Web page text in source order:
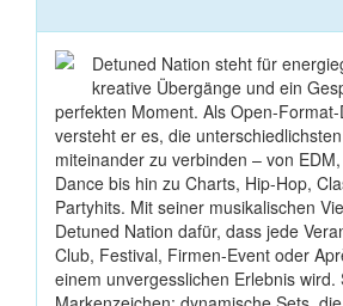
Detuned Nation steht für
kreative Übergänge und ein
perfekten Moment. Als Open-
versteht er es, die
miteinander zu verbinden – von
Dance bis hin zu Charts, Hip-Hop,
Partyhits. Mit seiner musikalischen
Detuned Nation dafür, dass jede
Club, Festival, Firmen-Event oder
einem unvergesslichen Erlebnis wird.